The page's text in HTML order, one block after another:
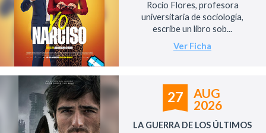
Rocío Flores, profesora
universitaria de sociología,
escribe un libro sob...
Ver Ficha
27
AUG
2026
LA GUERRA DE LOS ÚLTIMOS